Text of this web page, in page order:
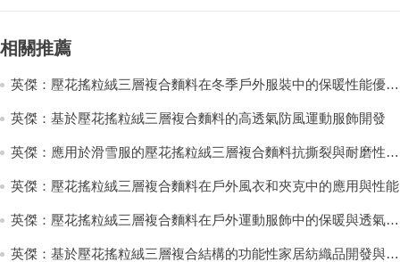
相關推薦
英傑：壓花搖粒絨三層複合麵料在冬季戶外服裝中的保暖性能優化
英傑：基於壓花搖粒絨三層複合麵料的高透氣防風運動服飾開發
英傑：應用於滑雪服的壓花搖粒絨三層複合麵料抗撕裂與耐磨性提
英傑：壓花搖粒絨三層複合麵料在戶外風衣和夾克中的應用與性能
英傑：壓花搖粒絨三層複合麵料在戶外運動服飾中的保暖與透氣性
英傑：基於壓花搖粒絨三層複合結構的功能性家居紡織品開發與應